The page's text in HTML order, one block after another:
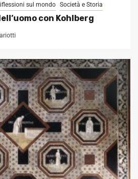
sul mondo Società e Storia
con Kohlberg